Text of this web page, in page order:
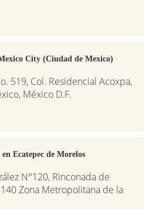
City (Ciudad de Mexico)
519, Col. Residencial Acoxpa,
México D.F.
en Ecatepec de Morelos
N°120, Rinconada de
Zona Metropolitana de la